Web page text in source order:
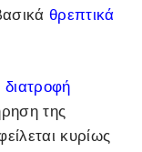
θρεπτικά
διατροφή
της
κυρίως